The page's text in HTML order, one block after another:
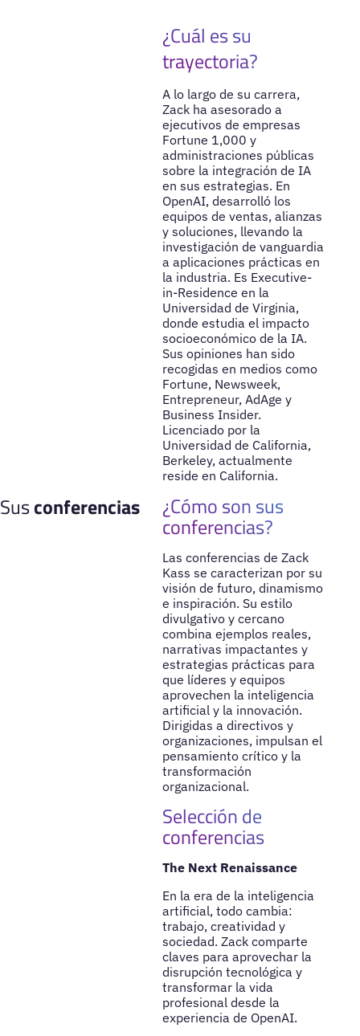
¿Cuál es su
trayectoria?
A lo largo de su carrera,
Zack ha asesorado a
ejecutivos de empresas
Fortune 1,000 y
administraciones públicas
sobre la integración de IA
en sus estrategias. En
OpenAI, desarrolló los
equipos de ventas, alianzas
y soluciones, llevando la
investigación de vanguardia
a aplicaciones prácticas en
la industria. Es Executive-
in-Residence en la
Universidad de Virginia,
donde estudia el impacto
socioeconómico de la IA.
Sus opiniones han sido
recogidas en medios como
Fortune, Newsweek,
Entrepreneur, AdAge y
Business Insider.
Licenciado por la
Universidad de California,
Berkeley, actualmente
reside en California.
Susconferencias ¿Cómo son sus
conferencias?
Las conferencias de Zack
Kass se caracterizan por su
visión de futuro, dinamismo
e inspiración. Su estilo
divulgativo y cercano
combina ejemplos reales,
narrativas impactantes y
estrategias prácticas para
que líderes y equipos
aprovechen la inteligencia
artificial y la innovación.
Dirigidas a directivos y
organizaciones, impulsan el
pensamiento crítico y la
transformación
organizacional.
Selección de
conferencias
The Next Renaissance
En la era de la inteligencia
artificial, todo cambia:
trabajo, creatividad y
sociedad. Zack comparte
claves para aprovechar la
disrupción tecnológica y
transformar la vida
profesional desde la
experiencia de OpenAI.